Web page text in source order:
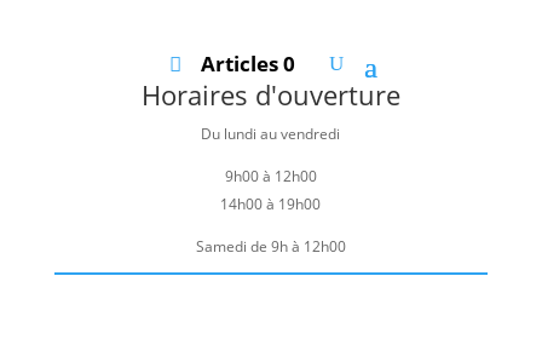
Articles 0
Horaires d'ouverture
Du lundi au vendredi
9h00 à 12h00
14h00 à 19h00
Samedi de 9h à 12h00